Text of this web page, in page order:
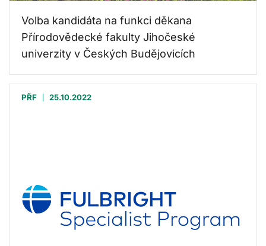
Volba kandidáta na funkci děkana
Přírodovědecké fakulty Jihočeské
univerzity v Českých Budějovicích
PŘF 25.10.2022